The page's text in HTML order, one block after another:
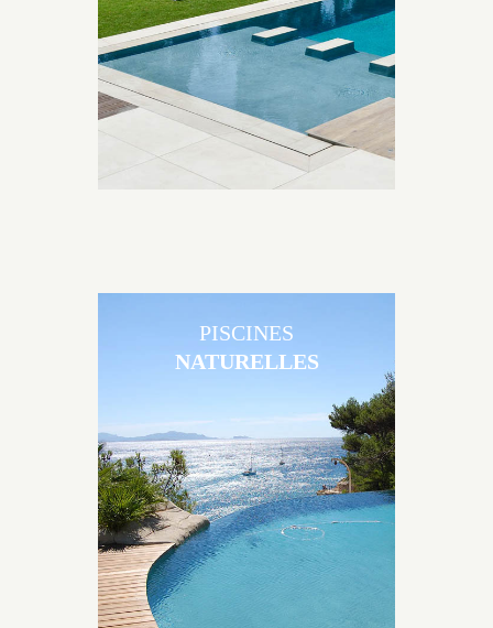
matériaux et de revêtements et les nombreuses
options disponibles, miroir, couloir de nage, plage
immergée, débordement.
Les piscines en béton naturelles Jacques Brens sont
originales, elles s’intègrent parfaitement à leur
environnement grâce à un jeu de volume et de
matière sur-mesure conçu par notre bureau d’étude
spécialisé.
PISCINES
NATURELLES